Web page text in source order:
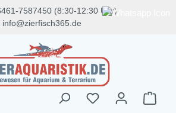
7587450 (8:30-12:30 Uhr)
info@zierfisch365.de